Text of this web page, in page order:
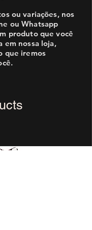
ou variações, nos
ou Whatsapp
produto que você
em nossa loja,
que iremos